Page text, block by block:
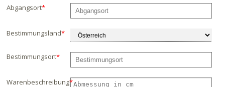
Abgangsort*
Bestimmungsland*
Bestimmungsort*
Warenbeschreibung*